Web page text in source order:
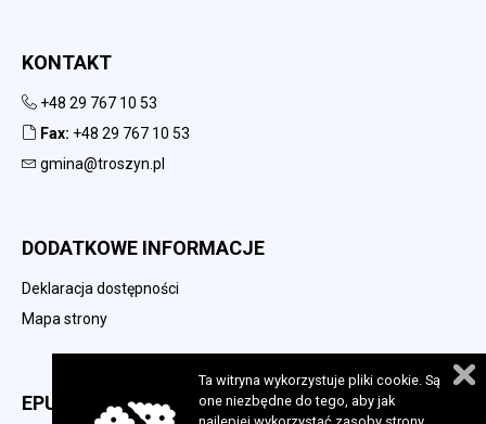
KONTAKT
+48 29 767 10 53
Fax: +48 29 767 10 53
gmina@troszyn.pl
DODATKOWE INFORMACJE
Deklaracja dostępności
Mapa strony
EPUAP
Ta witryna wykorzystuje pliki cookie. Są
one niezbędne do tego, aby jak